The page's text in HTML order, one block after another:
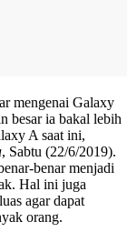
mengenai Galaxy
besar ia bakal lebih
A saat ini,
, Sabtu (22/6/2019).
benar menjadi
Hal ini juga
agar dapat
orang.